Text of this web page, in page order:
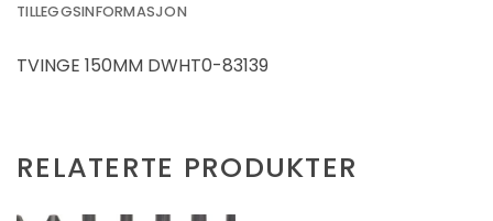
TILLEGGSINFORMASJON
TVINGE 150MM DWHT0-83139
RELATERTE PRODUKTER